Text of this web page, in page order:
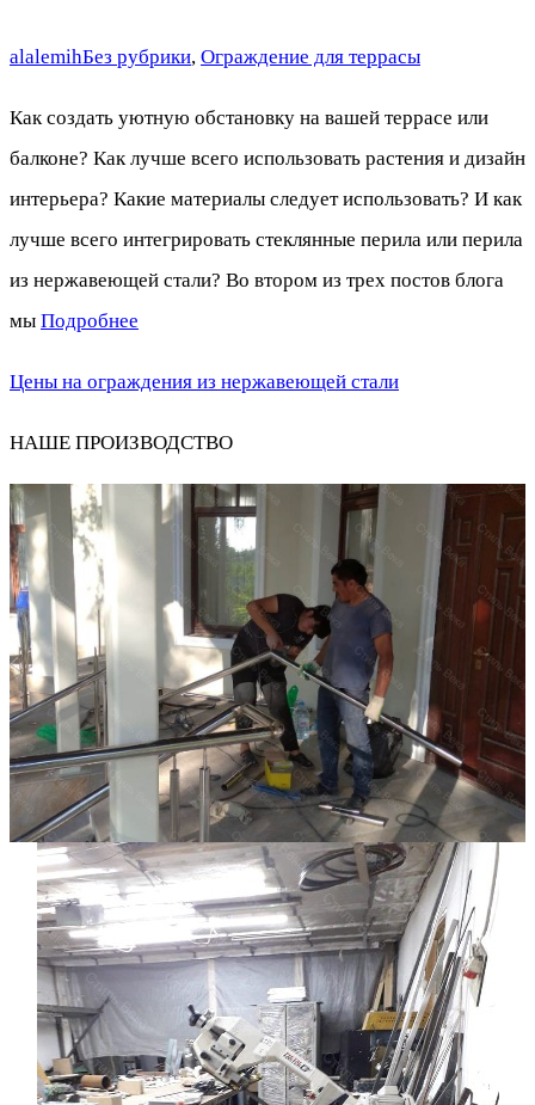
alalemihБез рубрики, Ограждение для террасы
Как создать уютную обстановку на вашей террасе или
балконе? Как лучше всего использовать растения и дизайн
интерьера? Какие материалы следует использовать? И как
лучше всего интегрировать стеклянные перила или перила
из нержавеющей стали? Во втором из трех постов блога
мы Подробнее
Цены на ограждения из нержавеющей стали
НАШЕ ПРОИЗВОДСТВО